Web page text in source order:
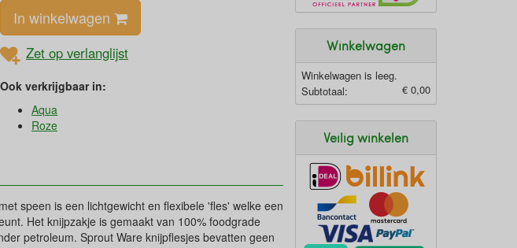
In winkelwagen
Zet op verlanglijst
Ook verkrijgbaar in:
Aqua
Roze
speen is een lichtgewicht en flexibele 'fles' welke een
Het knijpzakje is gemaakt van 100% foodgrade
petroleum. Sprout Ware knijpflesjes bevatten geen
Winkelwagen
Winkelwagen is leeg.
Subtotaal:
€ 0,00
Veilig winkelen